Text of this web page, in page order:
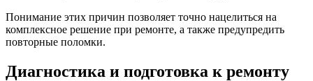
Понимание этих причин позволяет точно нацелиться на
комплексное решение при ремонте, а также предупредить
повторные поломки.
Диагностика и подготовка к ремонту